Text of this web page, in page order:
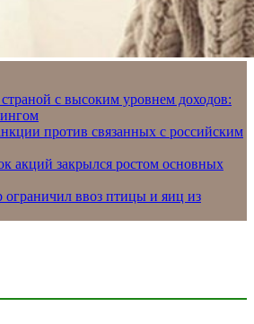
с высоким уровнем доходов:
против связанных с российским
акций закрылся ростом основных
ограничил ввоз птицы и яиц из